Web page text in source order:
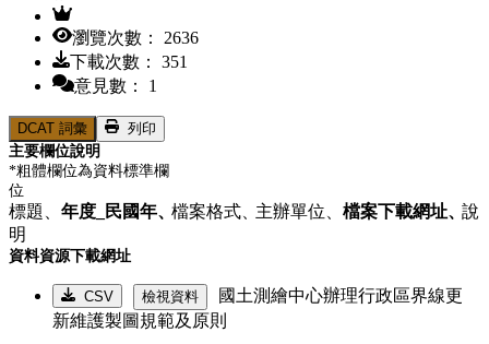
瀏覽次數： 2636
下載次數： 351
意見數： 1
DCAT 詞彙
列印
主要欄位說明
*粗體欄位為資料標準欄
位
標題、 年度_民國年、檔案格式、主辦單位、 檔案下載網址、說
明
資料資源下載網址
CSV 檢視資料
國土測繪中心辦理行政區界線更
新維護製圖規範及原則